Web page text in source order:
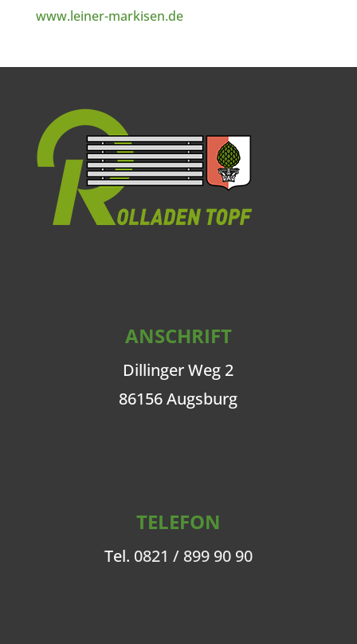
www.leiner-markisen.de
ANSCHRIFT
Dillinger Weg 2
86156 Augsburg
TELEFON
Tel. 0821 / 899 90 90